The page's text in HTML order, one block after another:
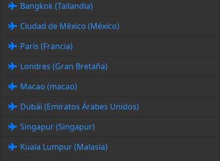
Bangkok (Tailandia)
Ciudad de México (México)
París (Francia)
Londres (Gran Bretaña)
Macao (macao)
Dubái (Emiratos Árabes Unidos)
Singapur (Singapur)
Kuala Lumpur (Malasia)